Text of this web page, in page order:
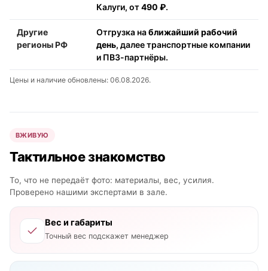
Калуги, от490 ₽.
Другие
регионы РФ
Отгрузка наближайший рабочий
день, далее транспортные компании
и ПВЗ-партнёры.
Цены и наличие обновлены: 06.08.2026.
ВЖИВУЮ
Тактильное знакомство
То, что не передаёт фото: материалы, вес, усилия.
Проверено нашими экспертами в зале.
Вес и габариты
Точный вес подскажет менеджер